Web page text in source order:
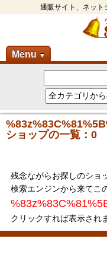
通販サイト、ネット
Menu ▼
ショップの一覧：0
残念ながらお探しのショ
検索エンジンから来てこ
クリックすれば表示され